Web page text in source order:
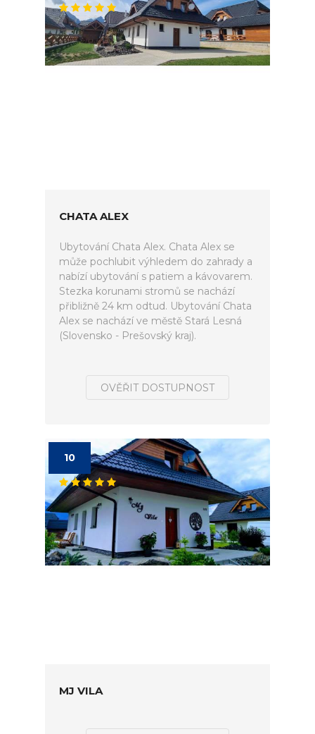
CHATA ALEX
Ubytování Chata Alex. Chata Alex se
může pochlubit výhledem do zahrady a
nabízí ubytování s patiem a kávovarem.
Stezka korunami stromů se nachází
přibližně 24 km odtud. Ubytování Chata
Alex se nachází ve městě Stará Lesná
(Slovensko - Prešovský kraj).
OVĚŘIT DOSTUPNOST
10
MJ VILA